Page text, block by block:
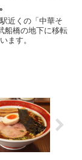
近くの「中華そ
船橋の地下に移転
ます。